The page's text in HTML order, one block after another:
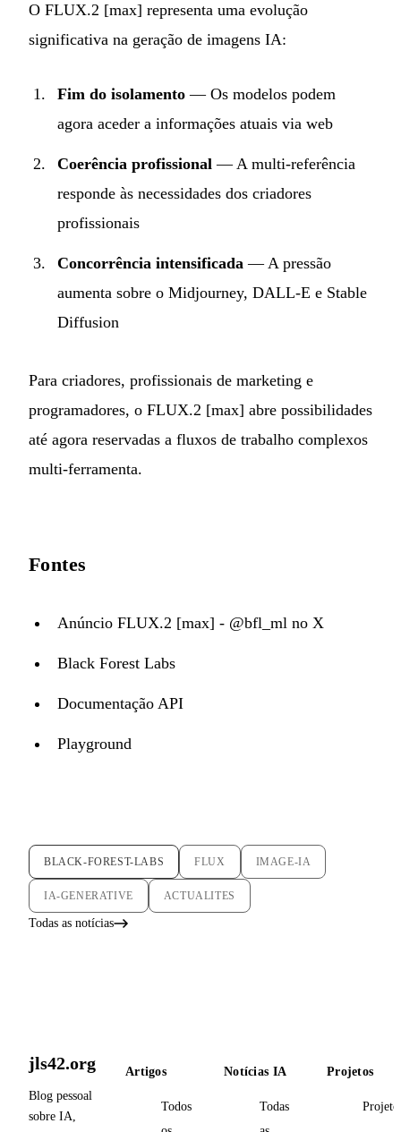
O FLUX.2 [max] representa uma evolução
significativa na geração de imagens IA:
Fim do isolamento — Os modelos podem
agora aceder a informações atuais via web
Coerência profissional — A multi-referência
responde às necessidades dos criadores
profissionais
Concorrência intensificada — A pressão
aumenta sobre o Midjourney, DALL-E e Stable
Diffusion
Para criadores, profissionais de marketing e
programadores, o FLUX.2 [max] abre possibilidades
até agora reservadas a fluxos de trabalho complexos
multi-ferramenta.
Fontes
Anúncio FLUX.2 [max] - @bfl_ml no X
Black Forest Labs
Documentação API
Playground
BLACK-FOREST-LABS FLUX IMAGE-IA
IA-GENERATIVE ACTUALITES
Todas as notícias
jls42.org
Blog pessoal
sobre IA,
Artigos
Todos
Notícias IA
Todas
Projetos